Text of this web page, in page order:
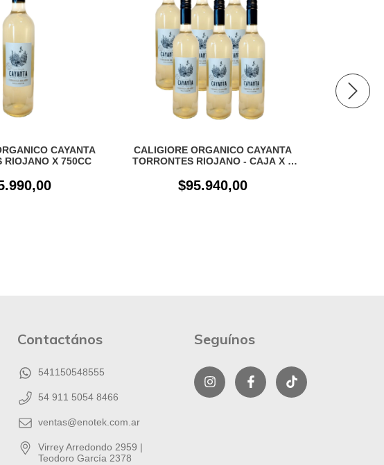
CAYANTA
RIOJANO X 750CC
CALIGIORE ORGANICO CAYANTA
TORRONTES RIOJANO - CAJA X 6
$95.940,00
Contactános
541150548555
54 911 5054 8466
ventas@enotek.com.ar
Virrey Arredondo 2959 |
Teodoro García 2378
Seguínos